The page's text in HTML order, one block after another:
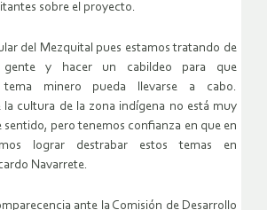
sobre el proyecto.
del Mezquital pues estamos tratando de
gente y hacer un cabildeo para que
tema minero pueda llevarse a cabo.
la cultura de la zona indígena no está muy
sentido, pero tenemos confianza en que en
lograr destrabar estos temas en
Navarrete.
ante la Comisión de Desarrollo